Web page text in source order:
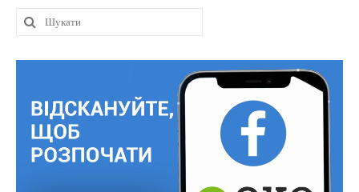
Шукати: